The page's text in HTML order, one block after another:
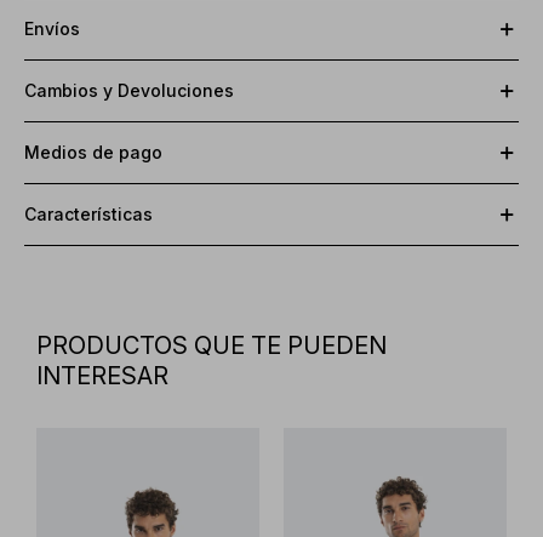
Envíos
Cambios y Devoluciones
Medios de pago
Características
PRODUCTOS QUE TE PUEDEN
INTERESAR